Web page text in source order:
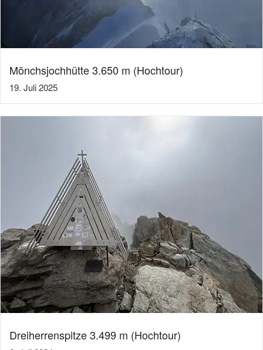
Mönchsjochhütte 3.650 m (Hochtour)
19. Juli 2025
Dreiherrenspitze 3.499 m (Hochtour)